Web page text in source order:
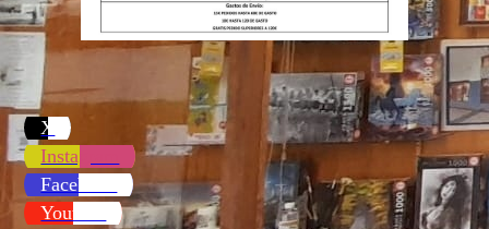
X
Instagram
Facebook
Youtube